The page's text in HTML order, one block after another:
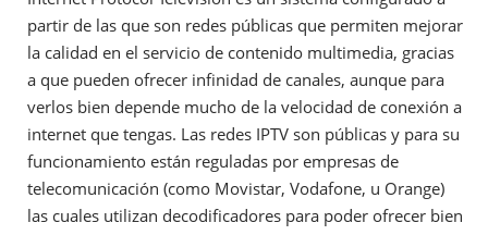
partir de las que son redes públicas que permiten mejorar
la calidad en el servicio de contenido multimedia, gracias
a que pueden ofrecer infinidad de canales, aunque para
verlos bien depende mucho de la velocidad de conexión a
internet que tengas. Las redes IPTV son públicas y para su
funcionamiento están reguladas por empresas de
telecomunicación (como Movistar, Vodafone, u Orange)
las cuales utilizan decodificadores para poder ofrecer bien